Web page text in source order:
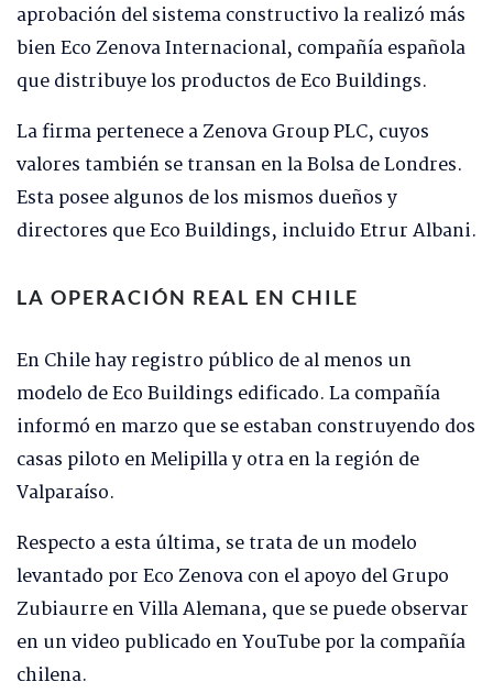
aprobación del sistema constructivo la realizó más
bien Eco Zenova Internacional, compañía española
que distribuye los productos de Eco Buildings.
La firma pertenece a Zenova Group PLC, cuyos
valores también se transan en la Bolsa de Londres.
Esta posee algunos de los mismos dueños y
directores que Eco Buildings, incluido Etrur Albani.
LA OPERACIÓN REAL EN CHILE
En Chile hay registro público de al menos un
modelo de Eco Buildings edificado. La compañía
informó en marzo que se estaban construyendo dos
casas piloto en Melipilla y otra en la región de
Valparaíso.
Respecto a esta última, se trata de un modelo
levantado por Eco Zenova con el apoyo del Grupo
Zubiaurre en Villa Alemana, que se puede observar
en un video publicado en YouTube por la compañía
chilena.